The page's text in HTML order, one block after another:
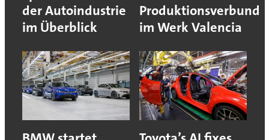
der Autoindustrie
im Überblick
Produktionsverbund
im Werk Valencia